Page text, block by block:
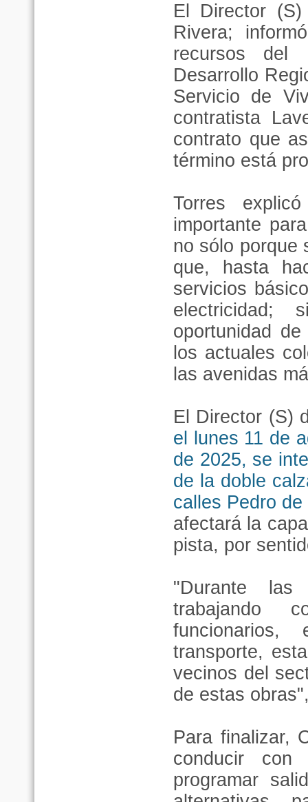
El Director
Rivera;
recursos del
Desarrollo
Servicio de
contratista
contrato que
término está
Torres
importante
no sólo porque
que, hasta
servicios
oportunidad
los actuales
las avenidas
El Director (S)
el lunes 11 de
de 2025, se
de la doble
calles Pedro
afectará la
pista, por
"Durante las
trabajando
funcionarios,
transporte,
vecinos del
de estas
Para finalizar,
conducir con
programar